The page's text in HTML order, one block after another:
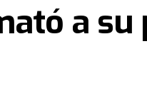
a su